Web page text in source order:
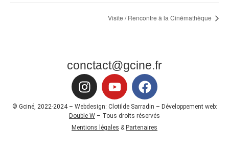
Visite / Rencontre à la Cinémathèque
conctact@gcine.fr
© Gciné, 2022-2024 – Webdesign: Clotilde Sarradin – Développement web:
Double W – Tous droits réservés
Mentions légales & Partenaires